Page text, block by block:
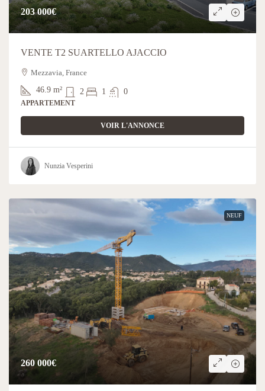
203 000€
VENTE T2 SUARTELLO AJACCIO
Mezzavia, France
46.9 m² 2 1 0
APPARTEMENT
VOIR L'ANNONCE
Nunzia Vesperini
NEUF
260 000€